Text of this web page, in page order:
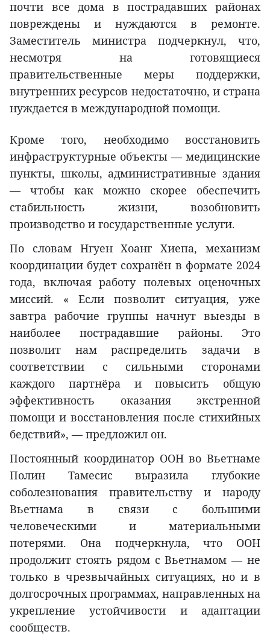
почти все дома в пострадавших районах
повреждены и нуждаются в ремонте.
Заместитель министра подчеркнул, что,
несмотря на готовящиеся
правительственные меры поддержки,
внутренних ресурсов недостаточно, и страна
нуждается в международной помощи.
Кроме того, необходимо восстановить
инфраструктурные объекты — медицинские
пункты, школы, административные здания
— чтобы как можно скорее обеспечить
стабильность жизни, возобновить
производство и государственные услуги.
По словам Нгуен Хоанг Хиепа, механизм
координации будет сохранён в формате 2024
года, включая работу полевых оценочных
миссий. « Если позволит ситуация, уже
завтра рабочие группы начнут выезды в
наиболее пострадавшие районы. Это
позволит нам распределить задачи в
соответствии с сильными сторонами
каждого партнёра и повысить общую
эффективность оказания экстренной
помощи и восстановления после стихийных
бедствий», — предложил он.
Постоянный координатор ООН во Вьетнаме
Полин Тамесис выразила глубокие
соболезнования правительству и народу
Вьетнама в связи с большими
человеческими и материальными
потерями. Она подчеркнула, что ООН
продолжит стоять рядом с Вьетнамом — не
только в чрезвычайных ситуациях, но и в
долгосрочных программах, направленных на
укрепление устойчивости и адаптации
сообществ.